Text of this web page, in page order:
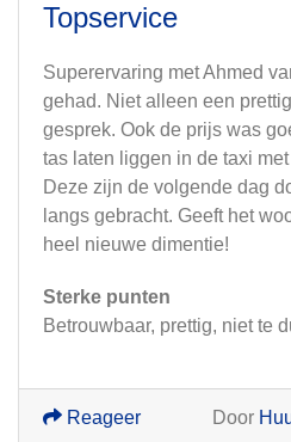
Topservice
Superervaring met Ahmed
gehad. Niet alleen een
gesprek. Ook de prijs was
tas laten liggen in de taxi
Deze zijn de volgende dag
langs gebracht. Geeft het
heel nieuwe dimentie!
Sterke punten
Betrouwbaar, prettig, niet te
Door
Reageer